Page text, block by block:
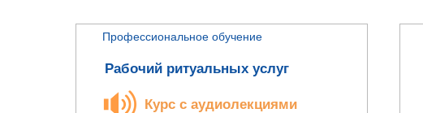
Рабочий ритуальных услуг
Профессиональное обучение
Курс с аудиолекциями